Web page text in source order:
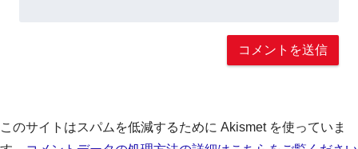
このサイトはスパムを低減するために Akismet を使っていま